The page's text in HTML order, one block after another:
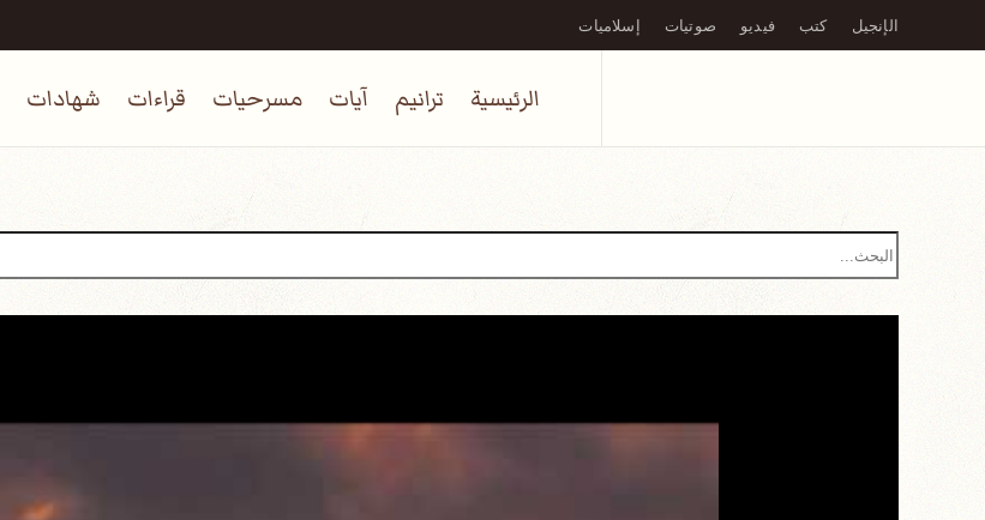
Skip to main content
الإنجيل كتب فيديو صوتيات إسلاميات
الرئيسية ترانيم آيات مسرحيات قراءات شهادات